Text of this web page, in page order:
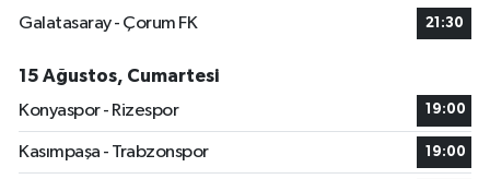
Galatasaray - Çorum FK
21:30
15 Ağustos, Cumartesi
Konyaspor - Rizespor
19:00
Kasımpaşa - Trabzonspor 19:00